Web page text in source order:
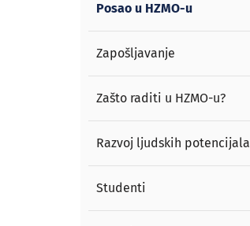
Posao u HZMO-u
Zapošljavanje
Zašto raditi u HZMO-u?
Razvoj ljudskih potencijala
Studenti